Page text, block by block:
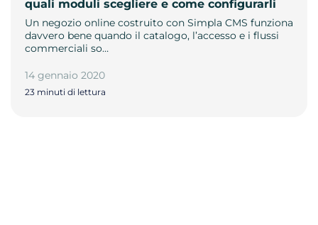
quali moduli scegliere e come configurarli
Un negozio online costruito con Simpla CMS funziona
davvero bene quando il catalogo, l’accesso e i flussi
commerciali so…
14 gennaio 2020
23 minuti di lettura